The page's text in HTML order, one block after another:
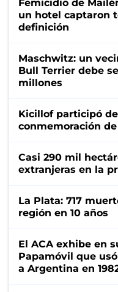
Femicidio de
un hotel captaron
definición
Maschwitz: un
Bull Terrier debe
millones
Kicillof participó
conmemoración
Casi 290 mil
extranjeras en la
La Plata: 717
región en 10 años
El ACA exhibe en
Papamóvil que
a Argentina en